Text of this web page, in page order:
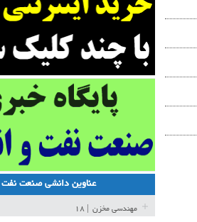
عناوین دانشی صنعت نفت
مهندسی مخزن